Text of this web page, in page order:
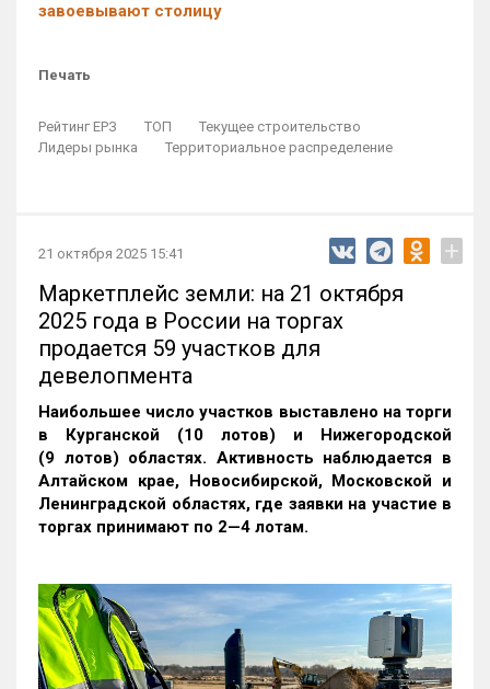
завоевывают столицу
Печать
Рейтинг ЕРЗ ТОП
Текущее строительство
Лидеры рынка
Территориальное распределение
21 октября 2025 15:41 +
Маркетплейс земли: на 21 октября
2025 года в России на торгах
продается 59 участков для
девелопмента
Наибольшее число участков выставлено на торги
в Курганской (10 лотов) и Нижегородской
(9 лотов) областях. Активность наблюдается в
Алтайском крае, Новосибирской, Московской и
Ленинградской областях, где заявки на участие в
торгах принимают по 2—4 лотам.